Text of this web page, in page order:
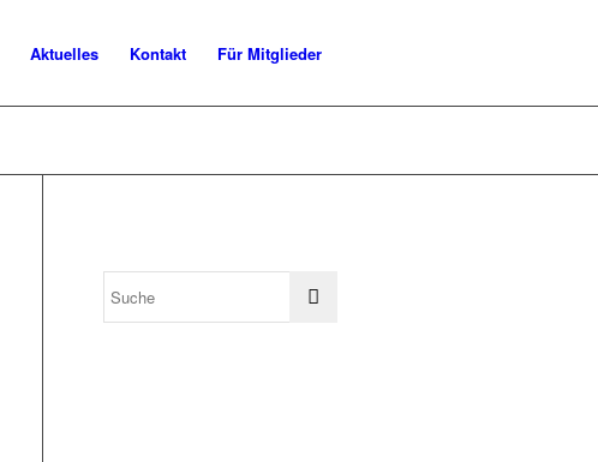
Aktuelles Kontakt Für Mitglieder